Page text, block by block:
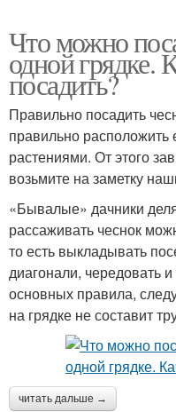
Что можно
одной грядке.
посадить?
Правильно посадить
правильно расположить
растениями. От этого
возьмите на заметку
«Бывалые» дачники
рассаживать чеснок
то есть выкладывать
диагонали, чередовать
основных правила,
на грядке не составит
читать дальше →